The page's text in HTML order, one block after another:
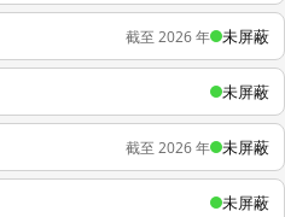
截至 2026 年 未屏蔽
未屏蔽
截至 2026 年 未屏蔽
未屏蔽